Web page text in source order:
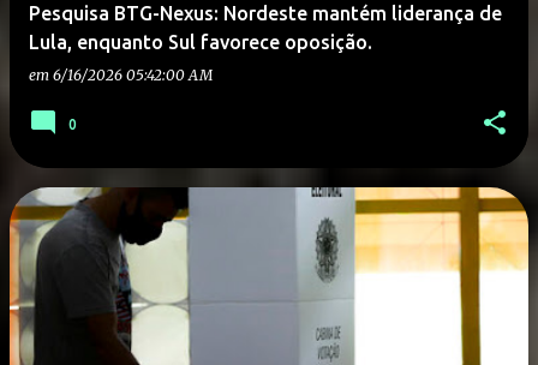
Pesquisa BTG-Nexus: Nordeste mantém liderança de
Lula, enquanto Sul favorece oposição.
em 6/16/2026 05:42:00 AM
0